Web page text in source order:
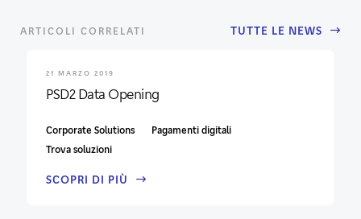
ARTICOLI CORRELATI TUTTE LE NEWS
21 MARZO 2019
PSD2 Data Opening
Corporate Solutions
Pagamenti digitali
Trova soluzioni
SCOPRI DI PIÙ